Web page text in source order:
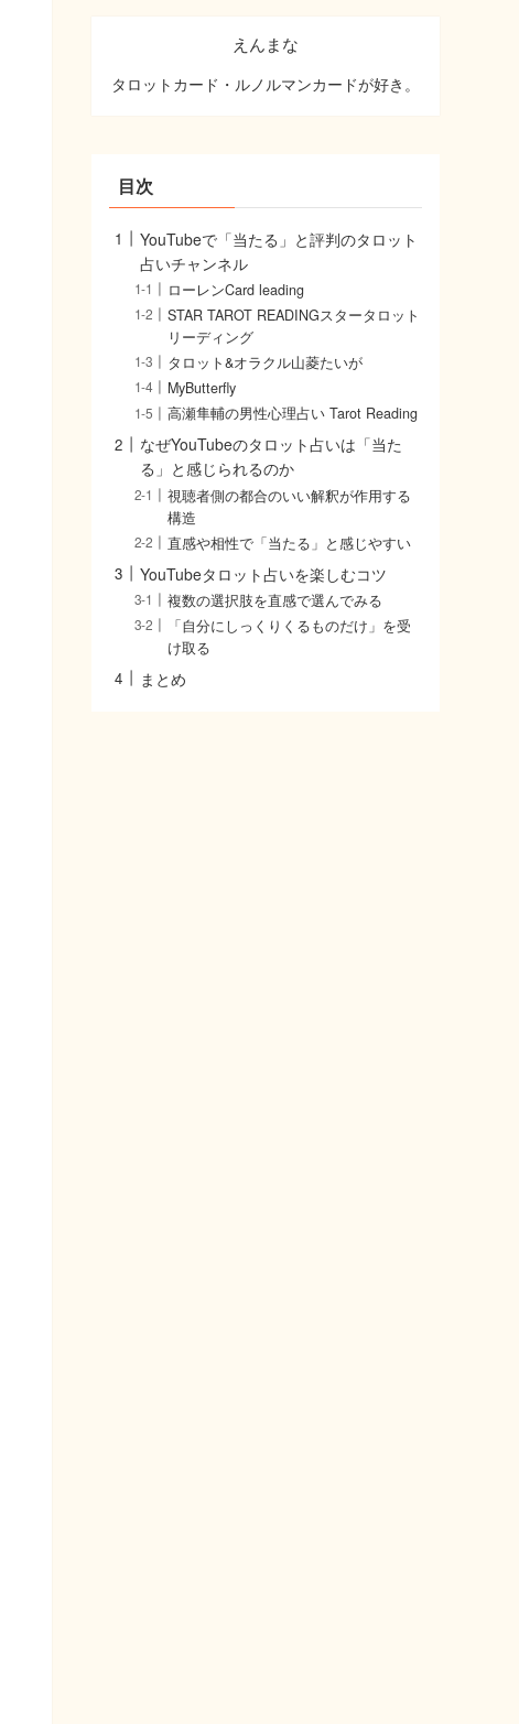
えんまな
タロットカード・ルノルマンカードが好き。
目次
YouTubeで「当たる」と評判のタロット
占いチャンネル
ローレンCard leading
STAR TAROT READINGスタータロット
リーディング
タロット&オラクル山菱たいが
MyButterfly
高瀬隼輔の男性心理占い Tarot Reading
なぜYouTubeのタロット占いは「当た
る」と感じられるのか
視聴者側の都合のいい解釈が作用する
構造
直感や相性で「当たる」と感じやすい
YouTubeタロット占いを楽しむコツ
複数の選択肢を直感で選んでみる
「自分にしっくりくるものだけ」を受
け取る
まとめ